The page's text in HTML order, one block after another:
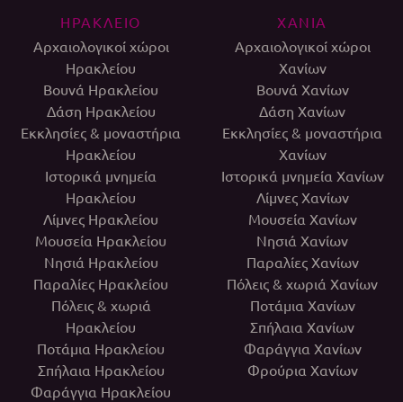
ΗΡΑΚΛΕΙΟ
Αρχαιολογικοί χώροι
Ηρακλείου
Βουνά Ηρακλείου
Δάση Ηρακλείου
Εκκλησίες & μοναστήρια
Ηρακλείου
Ιστορικά μνημεία
Ηρακλείου
Λίμνες Ηρακλείου
Μουσεία Ηρακλείου
Νησιά Ηρακλείου
Παραλίες Ηρακλείου
Πόλεις & χωριά
Ηρακλείου
Ποτάμια Ηρακλείου
Σπήλαια Ηρακλείου
Φαράγγια Ηρακλείου
ΧΑΝΙΑ
Αρχαιολογικοί χώροι
Χανίων
Βουνά Χανίων
Δάση Χανίων
Εκκλησίες & μοναστήρια
Χανίων
Ιστορικά μνημεία Χανίων
Λίμνες Χανίων
Μουσεία Χανίων
Νησιά Χανίων
Παραλίες Χανίων
Πόλεις & χωριά Χανίων
Ποτάμια Χανίων
Σπήλαια Χανίων
Φαράγγια Χανίων
Φρούρια Χανίων